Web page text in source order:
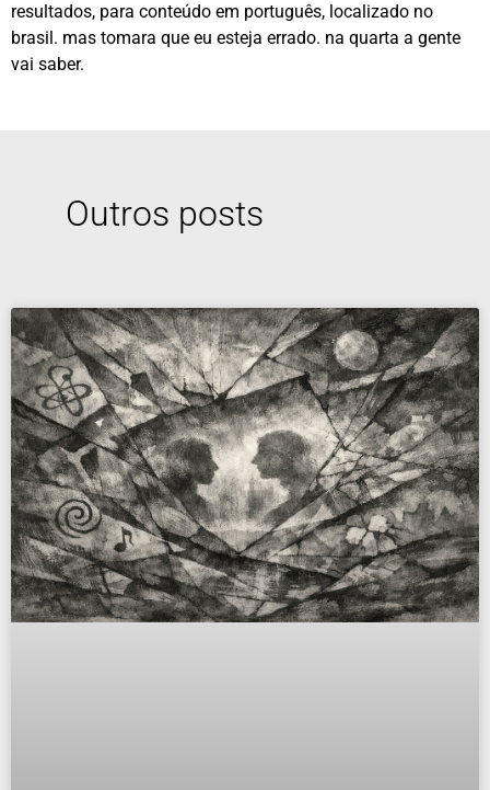
resultados, para conteúdo em português, localizado no
brasil. mas tomara que eu esteja errado. na quarta a gente
vai saber.
Outros posts